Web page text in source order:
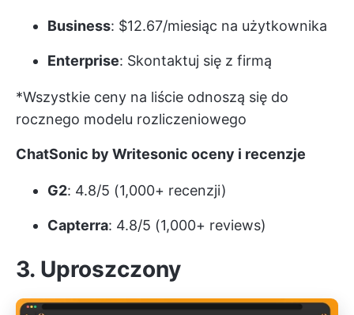
Business: $12.67/miesiąc na użytkownika
Enterprise: Skontaktuj się z firmą
*Wszystkie ceny na liście odnoszą się do
rocznego modelu rozliczeniowego
ChatSonic by Writesonic oceny i recenzje
G2: 4.8/5 (1,000+ recenzji)
Capterra: 4.8/5 (1,000+ reviews)
3. Uproszczony